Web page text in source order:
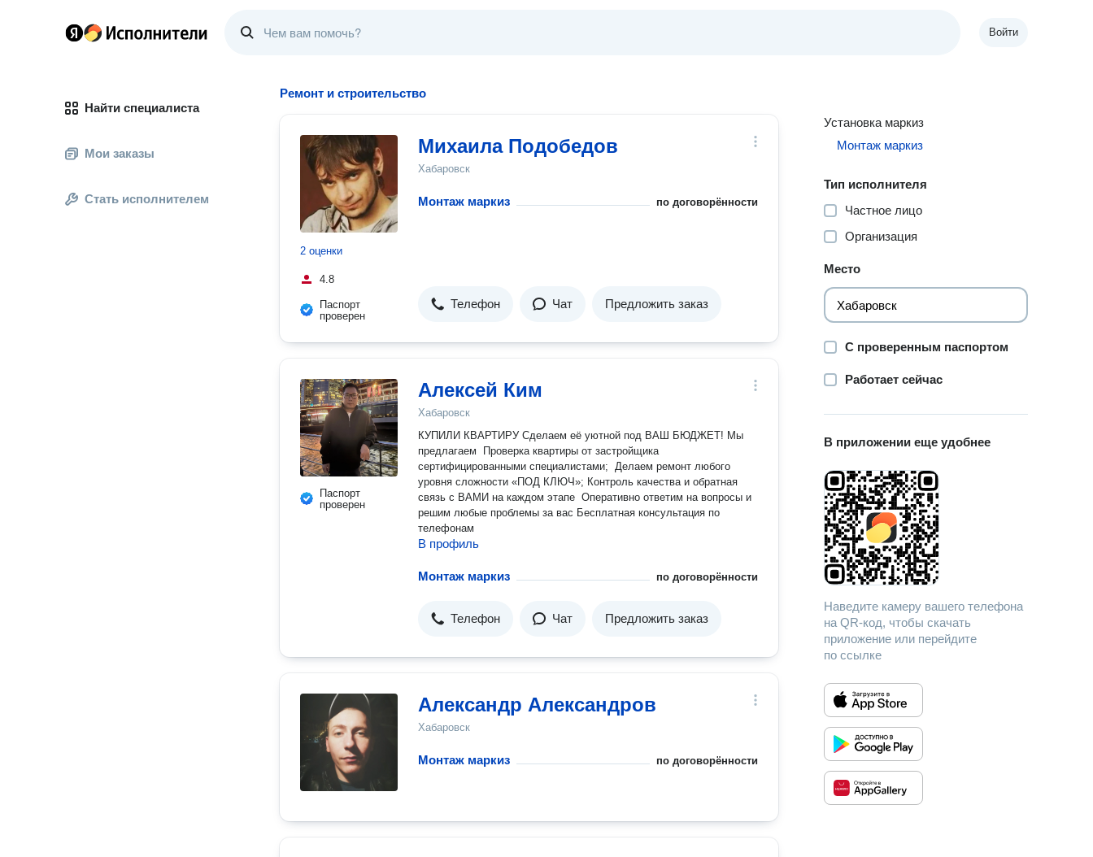
Войти
Найти специалиста
Мои заказы
Стать исполнителем
Ремонт и строительство
2 оценки
4.8
Паспорт
проверен
Михаила Подобедов
Хабаровск
Монтаж маркиз по договорённости
Телефон Чат Предложить заказ
Паспорт
проверен
Алексей Ким
Хабаровск
КУПИЛИ КВАРТИРУ Сделаем её уютной под ВАШ БЮДЖЕТ! Мы
предлагаем ️ Проверка квартиры от застройщика
сертифицированными специалистами; ️ Делаем ремонт любого
уровня сложности «ПОД КЛЮЧ»; ️Контроль качества и обратная
связь с ВАМИ на каждом этапе ️ Оперативно ответим на вопросы и
решим любые проблемы за вас️ Бесплатная консультация по
телефонам
В профиль
Монтаж маркиз по договорённости
Телефон Чат Предложить заказ
Александр Александров
Хабаровск
Монтаж маркиз по договорённости
Установка маркиз
Монтаж маркиз
Тип исполнителя
Частное лицо
Организация
Место
С проверенным паспортом
Работает сейчас
В приложении еще удобнее
Наведите камеру вашего телефона
на QR-код, чтобы скачать
приложение или перейдите
по ссылке